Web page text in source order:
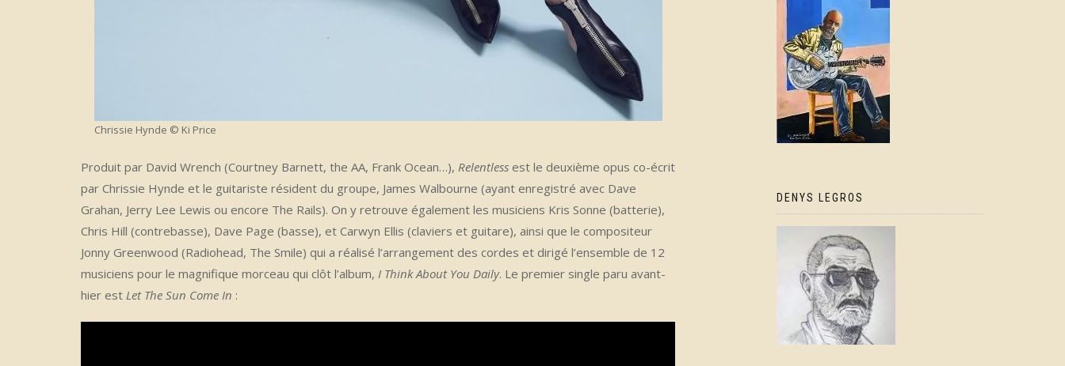
Chrissie Hynde © Ki Price
Produit par David Wrench (Courtney Barnett, the AA, Frank Ocean…), Relentless est le deuxième opus co-écrit
par Chrissie Hynde et le guitariste résident du groupe, James Walbourne (ayant enregistré avec Dave
Grahan, Jerry Lee Lewis ou encore The Rails). On y retrouve également les musiciens Kris Sonne (batterie),
Chris Hill (contrebasse), Dave Page (basse), et Carwyn Ellis (claviers et guitare), ainsi que le compositeur
Jonny Greenwood (Radiohead, The Smile) qui a réalisé l’arrangement des cordes et dirigé l’ensemble de 12
musiciens pour le magnifique morceau qui clôt l’album, I Think About You Daily. Le premier single paru avant-
hier est Let The Sun Come In :
DENYS LEGROS